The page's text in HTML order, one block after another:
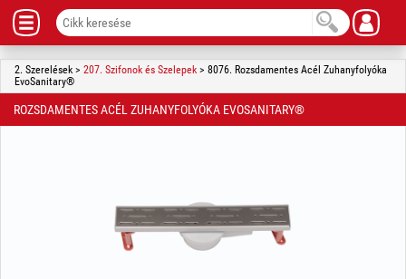
2. Szerelések > 207. Szifonok és Szelepek > 8076. Rozsdamentes Acél Zuhanyfolyóka
EvoSanitary®
ROZSDAMENTES ACÉL ZUHANYFOLYÓKA EVOSANITARY®